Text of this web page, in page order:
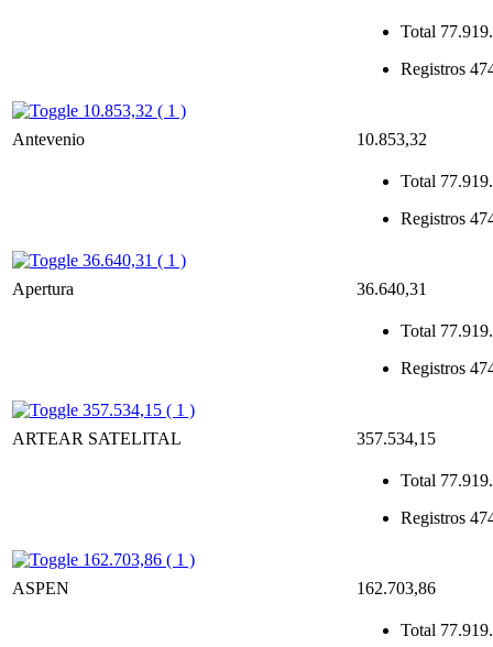
Total
Registros
10.853,32 ( 1 )
Antevenio
10.853,32
Total
Registros
36.640,31 ( 1 )
Apertura
36.640,31
Total
Registros
357.534,15 ( 1 )
ARTEAR SATELITAL
357.534,15
Total
Registros
162.703,86 ( 1 )
ASPEN
162.703,86
Total